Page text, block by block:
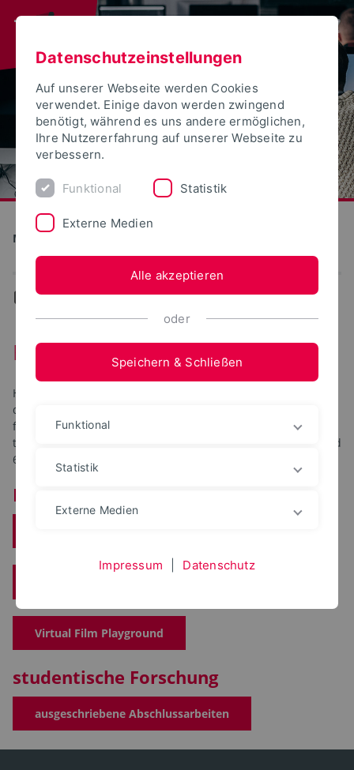
Medien und Kultur
... Forschung
Forschung
Hier wird eine Auswahl der Forschungsprojekte vorgestellt,
die im Fachbereich aktuell durchgeführt werden. Es besteht
für Studierende die Möglichkeit, an der Forschung aktiv
teilzuhaben: als Hilfskraft, in den Medienprojekten des 5. und
6. Semesters oder im Rahmen von Abschlussarbeiten.
Forschungsprojekte
Virtual Film Playground
studentische Forschung
ausgeschriebene Abschlussarbeiten
Datenschutzeinstellungen
Auf unserer Webseite werden Cookies
verwendet. Einige davon werden zwingend
benötigt, während es uns andere ermöglichen,
Ihre Nutzererfahrung auf unserer Webseite zu
verbessern.
Funktional Statistik
Externe Medien
Alle akzeptieren
oder
Speichern & Schließen
Funktional
Statistik
Externe Medien
Impressum Datenschutz